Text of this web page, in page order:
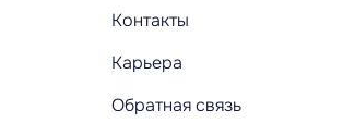
Контакты
Карьера
Обратная связь